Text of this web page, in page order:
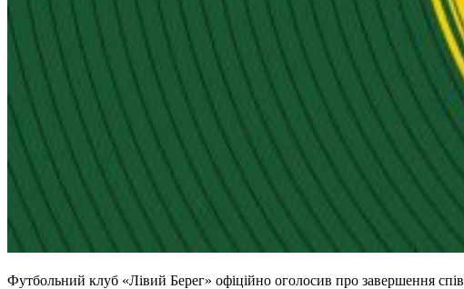
Футбольний клуб «Лівий Берег» офіційно оголосив про завершення